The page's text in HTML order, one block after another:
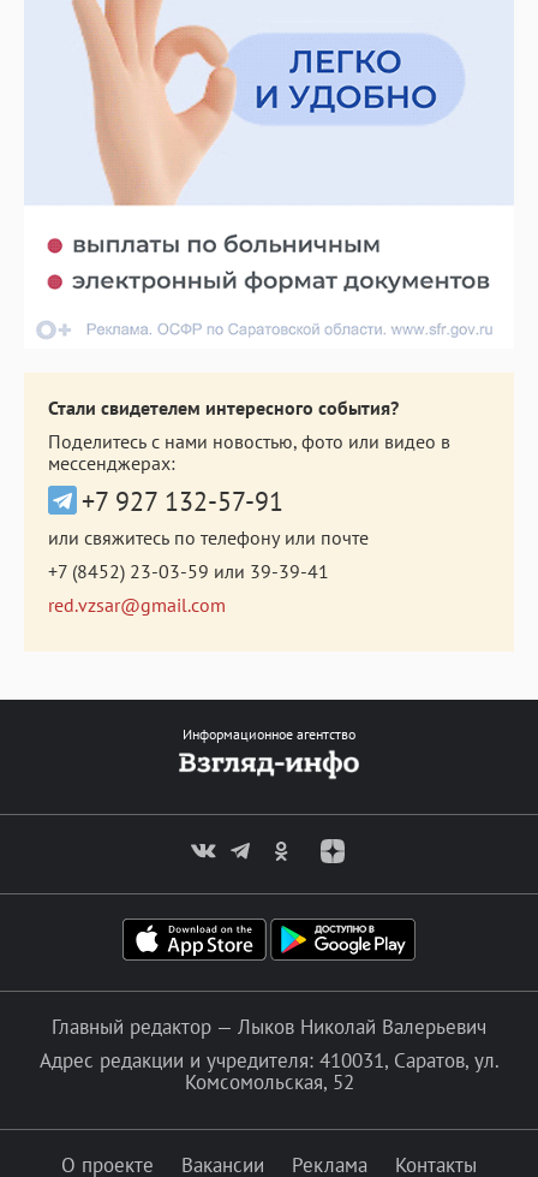
Стали свидетелем интересного события?
Поделитесь с нами новостью, фото или видео в
мессенджерах:
+7 927 132-57-91
или свяжитесь по телефону или почте
+7 (8452) 23-03-59 или 39-39-41
red.vzsar@gmail.com
Информационное агентство
Главный редактор — Лыков Николай Валерьевич
Адрес редакции и учредителя: 410031, Саратов, ул.
Комсомольская, 52
О проекте Вакансии Реклама
Контакты